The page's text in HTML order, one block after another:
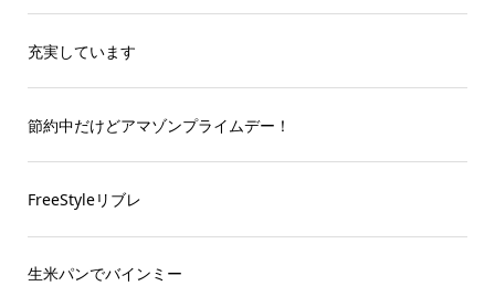
充実しています
節約中だけどアマゾンプライムデー！
FreeStyleリブレ
生米パンでバインミー